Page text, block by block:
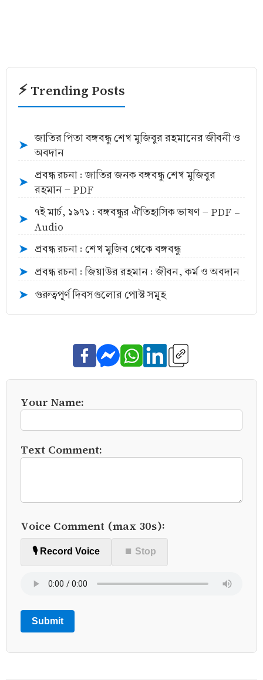
⚡ Trending Posts
➤
জাতির পিতা বঙ্গবন্ধু শেখ মুজিবুর রহমানের জীবনী ও
অবদান
➤
প্রবন্ধ রচনা : জাতির জনক বঙ্গবন্ধু শেখ মুজিবুর
রহমান - PDF
➤
৭ই মার্চ, ১৯৭১ : বঙ্গবন্ধুর ঐতিহাসিক ভাষণ - PDF -
Audio
➤ প্রবন্ধ রচনা : শেখ মুজিব থেকে বঙ্গবন্ধু
➤ প্রবন্ধ রচনা : জিয়াউর রহমান : জীবন, কর্ম ও অবদান
➤ গুরুত্বপূর্ণ দিবসগুলোর পোস্ট সমূহ
Your Name:
Text Comment:
Voice Comment (max 30s):
🎙️ Record Voice ⏹ Stop
Submit